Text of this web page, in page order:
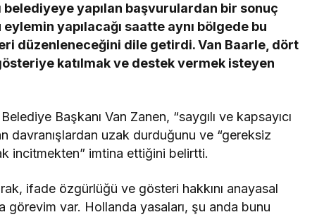
yapılan başvurulardan bir sonuç
eylemin yapılacağı saatte aynı bölgede bu
düzenleneceğini dile getirdi. Van Baarle, dört
katılmak ve destek vermek isteyen
Başkanı Van Zanen, “saygılı ve kapsayıcı
davranışlardan uzak durduğunu ve “gereksiz
incitmekten” imtina ettiğini belirtti.
ifade özgürlüğü ve gösteri hakkını anayasal
görevim var. Hollanda yasaları, şu anda bunu